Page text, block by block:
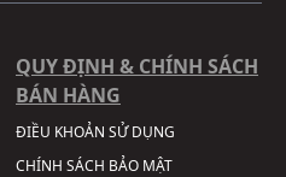
QUY ĐỊNH & CHÍNH SÁCH
BÁN HÀNG
ĐIỀU KHOẢN SỬ DỤNG
CHÍNH SÁCH BẢO MẬT